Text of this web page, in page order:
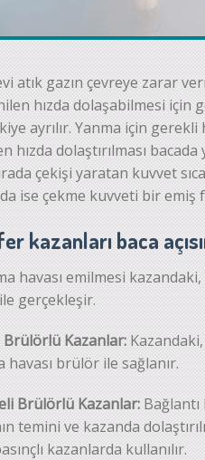
atık gazın çevreye zarar
hızda dolaşabilmesi
ayrılır. Yanma için
hızda dolaştırılması
çekişi yaratan kuvvet
ise çekme kuvveti bir emiş
kazanları baca
havası emilmesi
gerçekleşir.
Brülörlü Kazanlar:
havası brülör ile sağlanır.
Brülörlü Kazanlar:
temini ve kazanda
kazanlarda kullanılır.